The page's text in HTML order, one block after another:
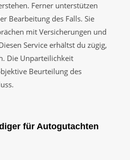
Ferner unterstützen
Bearbeitung des Falls. Sie
mit Versicherungen und
Service erhältst du zügig,
Die Unparteilichkeit
Beurteilung des
für Autogutachten